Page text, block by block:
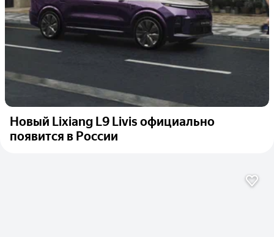
Новый Lixiang L9 Livis официально
появится в России